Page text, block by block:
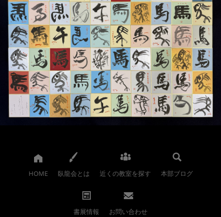
HOME 臥龍会とは 近くの教室を探す 本部ブログ
書展情報 お問い合わせ